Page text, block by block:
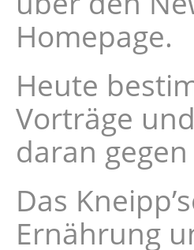
Homepage.
Heute
Vorträge
daran
Das
Ernährung